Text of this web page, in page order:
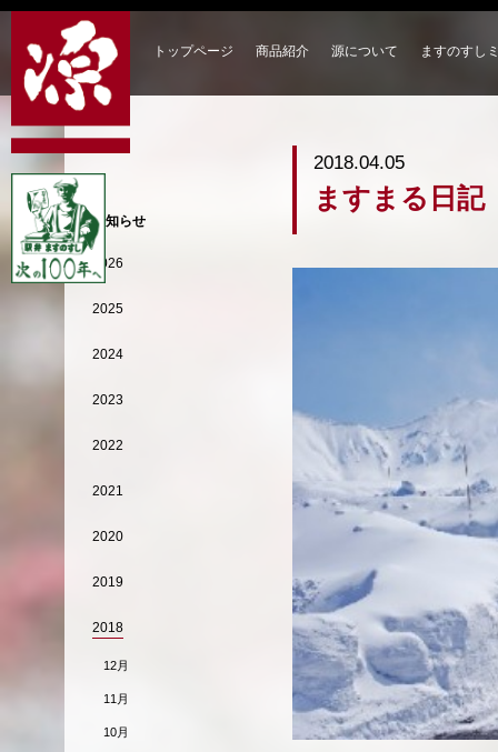
トップページ 商品紹介 源について ますのすし
2018.04.05
ますまる日記
お知らせ
2026
2025
2024
2023
2022
2021
2020
2019
2018
12月
11月
10月